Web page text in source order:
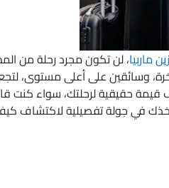
ماربيا، لن تكون مجرد رحلة من
وسائقين على أعلى مستوى،
قيمة حقيقية لرحلتك، سواء كنت
في جولة تفصيلية لاكتشاف